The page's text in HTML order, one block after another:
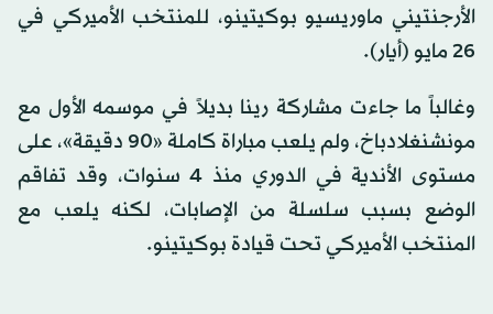
الأرجنتيني ماوريسيو بوكيتينو، للمنتخب الأميركي في
26 مايو (أيار).
وغالباً ما جاءت مشاركة رينا بديلاً في موسمه الأول مع
مونشنغلادباخ، ولم يلعب مباراة كاملة «90 دقيقة»، على
مستوى الأندية في الدوري منذ 4 سنوات، وقد تفاقم
الوضع بسبب سلسلة من الإصابات، لكنه يلعب مع
المنتخب الأميركي تحت قيادة بوكيتينو.